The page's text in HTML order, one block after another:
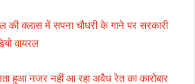
क्लास में सपना चौधरी के गाने पर सरकारी
वायरल
हुआ नजर नहीं आ रहा अवैध रेत का कारोबार